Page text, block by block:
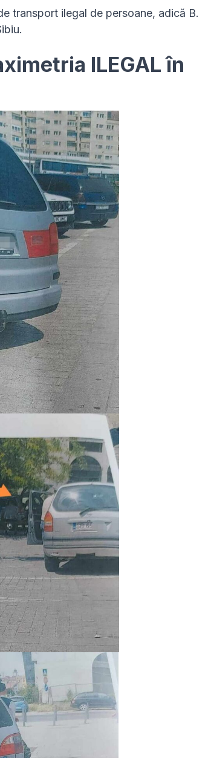
transport ilegal de persoane, adică B.
ILEGAL în